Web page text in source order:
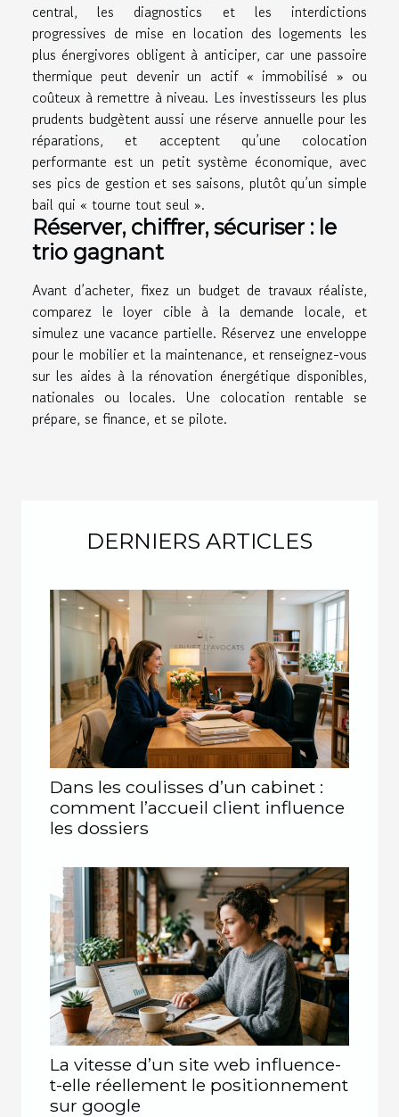
central, les diagnostics et les interdictions
progressives de mise en location des logements les
plus énergivores obligent à anticiper, car une passoire
thermique peut devenir un actif « immobilisé » ou
coûteux à remettre à niveau. Les investisseurs les plus
prudents budgètent aussi une réserve annuelle pour les
réparations, et acceptent qu’une colocation
performante est un petit système économique, avec
ses pics de gestion et ses saisons, plutôt qu’un simple
bail qui « tourne tout seul ».
Réserver, chiffrer, sécuriser : le
trio gagnant
Avant d’acheter, fixez un budget de travaux réaliste,
comparez le loyer cible à la demande locale, et
simulez une vacance partielle. Réservez une enveloppe
pour le mobilier et la maintenance, et renseignez-vous
sur les aides à la rénovation énergétique disponibles,
nationales ou locales. Une colocation rentable se
prépare, se finance, et se pilote.
DERNIERS ARTICLES
Dans les coulisses d’un cabinet :
comment l’accueil client influence
les dossiers
La vitesse d’un site web influence-
t-elle réellement le positionnement
sur google